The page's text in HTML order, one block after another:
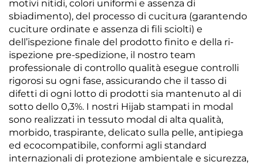
motivi nitidi, colori uniformi e assenza di
sbiadimento), del processo di cucitura (garantendo
cuciture ordinate e assenza di fili sciolti) e
dell’ispezione finale del prodotto finito e della ri-
ispezione pre-spedizione, il nostro team
professionale di controllo qualità esegue controlli
rigorosi su ogni fase, assicurando che il tasso di
difetti di ogni lotto di prodotti sia mantenuto al di
sotto dello 0,3%. I nostri Hijab stampati in modal
sono realizzati in tessuto modal di alta qualità,
morbido, traspirante, delicato sulla pelle, antipiega
ed ecocompatibile, conformi agli standard
internazionali di protezione ambientale e sicurezza,